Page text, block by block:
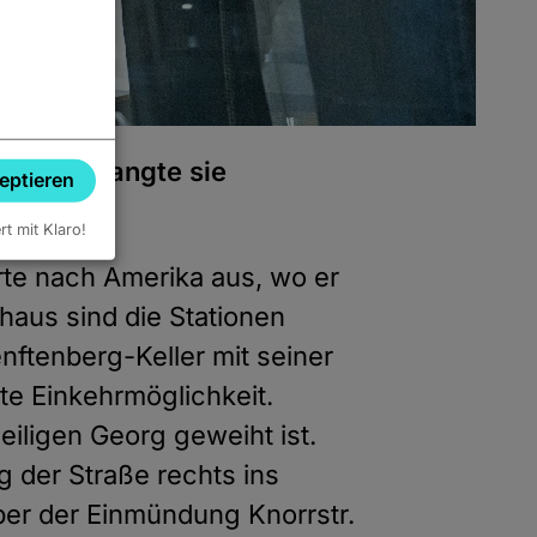
erlangte sie
nach Amerika aus, wo er
sind die Stationen
Keller mit seiner
Einkehrmöglichkeit.
Georg geweiht ist.
der Straße rechts ins
der Einmündung Knorrstr.
mit Klaro!